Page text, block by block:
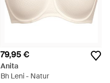
79,95 €
Anita
Bh Leni - Natur